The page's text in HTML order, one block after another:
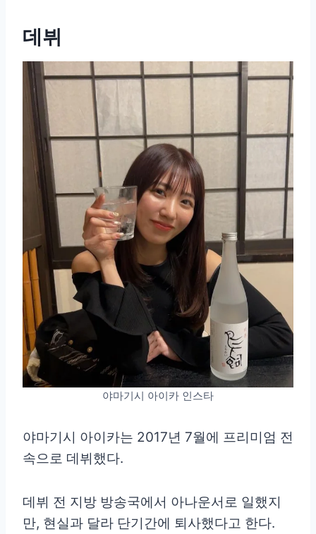
데뷔
야마기시 아이카 인스타
야마기시 아이카는 2017년 7월에 프리미엄 전
속으로 데뷔했다.
데뷔 전 지방 방송국에서 아나운서로 일했지
만, 현실과 달라 단기간에 퇴사했다고 한다.